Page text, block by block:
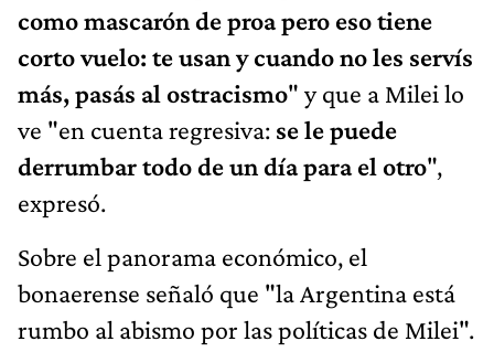
como mascarón de proa pero eso tiene
corto vuelo: te usan y cuando no les servís
más, pasás al ostracismo" y que a Milei lo
ve "en cuenta regresiva: se le puede
derrumbar todo de un día para el otro",
expresó.
Sobre el panorama económico, el
bonaerense señaló que "la Argentina está
rumbo al abismo por las políticas de Milei".